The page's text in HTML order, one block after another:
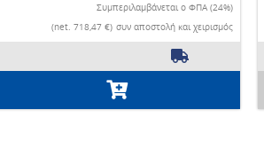
Συμπεριλαμβάνεται ο ΦΠΑ (24%)
(net. 718,47 €) συν αποστολή και χειρισμός